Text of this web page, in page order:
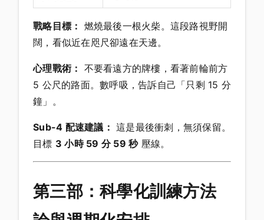
戰略目標： 燃燒最後一根火柴。這段路視野開
闊，看似近在咫尺卻遠在天邊。
心理戰術： 不要看遠方的牌樓，看著前輪前方
5 公尺的路面。數呼吸，告訴自己「只剩 15 分
鐘」。
Sub-4 配速建議： 這是最後衝刺，無須保留。
目標 3 小時 59 分 59 秒壓線。
第三部：科學化訓練方法